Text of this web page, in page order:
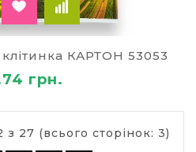
КАРТОН 53053
грн.
з 27 (всього сторінок: 3)